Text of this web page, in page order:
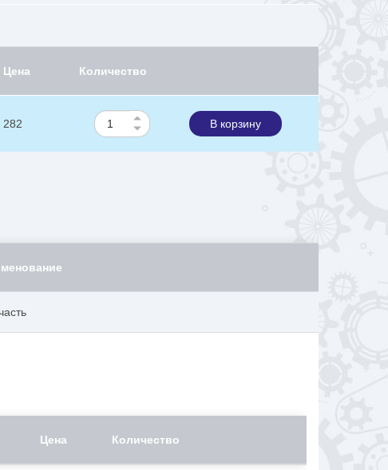
Цена Количество
282 В корзину
Цена Количество